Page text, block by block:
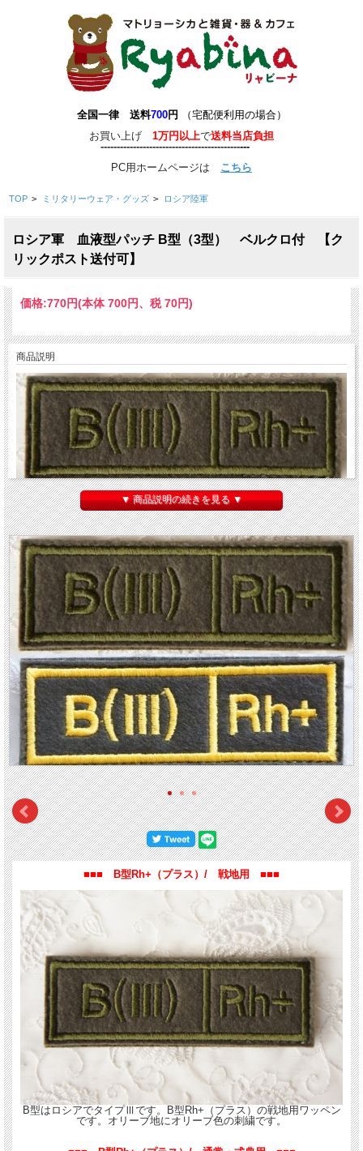
全国一律 送料700円
（宅配便利用の場合）
お買い上げ 1万円以上で送料当店負担
----------------------------------------------
PC用ホームページは こちら
TOP > ミリタリーウェア・グッズ > ロシア陸軍
ロシア軍 血液型パッチ B型（3型） ベルクロ付 【ク
リックポスト送付可】
価格:770円(本体 700円、税 70円)
商品説明
ロシア軍 血液型パッチ B型（Ⅲ/3型） ベルクロ（マジックテープ）付
ロシアの血液型表記は日本でもおなじみのA・B・O・AB型ではなく、O型＝１
型、A型＝２型、B型＝３型、AB型＝４型という表記方法を使っています。このパ
ッチは２つの表記法で血液型が刺繍され、さらにRｈ±（アールエイチ・プラスマ
イナス）も刺繍されています。
戦地用 は、敵から目立たないようにオリーブ色の台座にオリーブ色の刺繍がしてあ
ります。
通常・式典用は、はっきりわかるようにオリーブ色の台座に黄色の刺繍がしてあり
ます。
裏にはマジックテープがついているため、デジタルフローラユニフォームのマジッ
クテープ台座の部分に貼り付けることができます。
ミリタリーグッズコレクターの方、サバイバルゲームでユニフォームにつけたい
方、そして手持ちの洋服にアクセサリーとして付けたい方にもおすすめです。
パッチサイズ： 横 10.2cm、縦 3.4cm
※Rh-（マイナス）ご希望の方はお取り寄せとなります。下記【お問い合わせ】ボ
タンからご連絡ください。
■■■■ この商品はクリックポストで発送可能です。（送
●お届け方法選択画面で、【クリックポスト】をご選択ください。
●クリックポストは、ご自宅の郵便受けに投函 されます。そのため、
配達日時指定
●番号による 配達状況の追跡が可能 です。
【個別番号検索】
●配達時の破損・紛失などの補償はございません。
●他商品と同梱の場合、またはラッピングご希望の場合は通常送料（700円）
がかか
詳しくは店からのメールをご覧ください。
※クリックポストの説明を必ずご一読ください。 【郵便局HP】
▼ 商品説明の続きを見る ▼
■■■ B型Rh+（プラス）/ 戦地用 ■■■
B型はロシアでタイプⅢです。B型Rh+（プラス）の戦地用ワッペン
です。オリーブ地にオリーブ色の刺繍です。